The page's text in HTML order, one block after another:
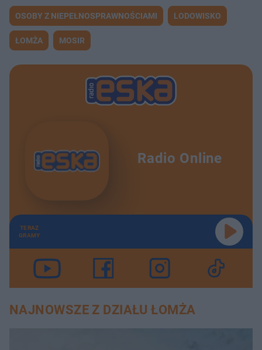
OSOBY Z NIEPEŁNOSPRAWNOŚCIAMI LODOWISKO
ŁOMŻA MOSIR
Radio Online
TERAZ
GRAMY
NAJNOWSZE Z DZIAŁU ŁOMŻA